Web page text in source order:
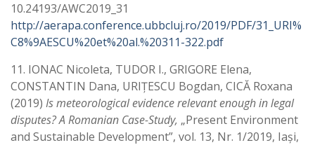
10.24193/AWC2019_31
http://aerapa.conference.ubbcluj.ro/2019/PDF/31_URI%
C8%9AESCU%20et%20al.%20311-322.pdf
11. IONAC Nicoleta, TUDOR I., GRIGORE Elena,
CONSTANTIN Dana, URIŢESCU Bogdan, CICĂ Roxana
(2019) Is meteorological evidence relevant enough in legal
disputes? A Romanian Case-Study, „Present Environment
and Sustainable Development”, vol. 13, Nr. 1/2019, Iaşi,